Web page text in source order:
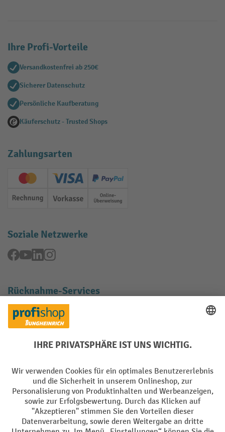
Ihre Profi-Vorteile
Versandkostenfrei ab 250€
Sicherer Datenschutz
Persönliche Kaufberatung
Käuferschutz - Trusted Shops
Zahlungsarten
Creditcard (Master)Creditcard (Visa)
PayPal
Rechnung Vorkasse Online-Überweisung
Soziale Netzwerke
Facebook
YouTubeLinkedInInstagram
Rücknahme-Services
Elektrogeräte Rückname
Batterie Rückname
Impressum Datenschutz